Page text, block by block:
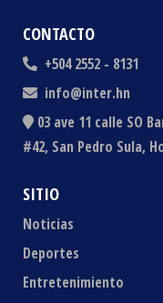
CONTACTO
+504 2552 - 8131
info@inter.hn
03 ave 11 calle SO
#42, San Pedro Sula,
SITIO
Noticias
Deportes
Entretenimiento